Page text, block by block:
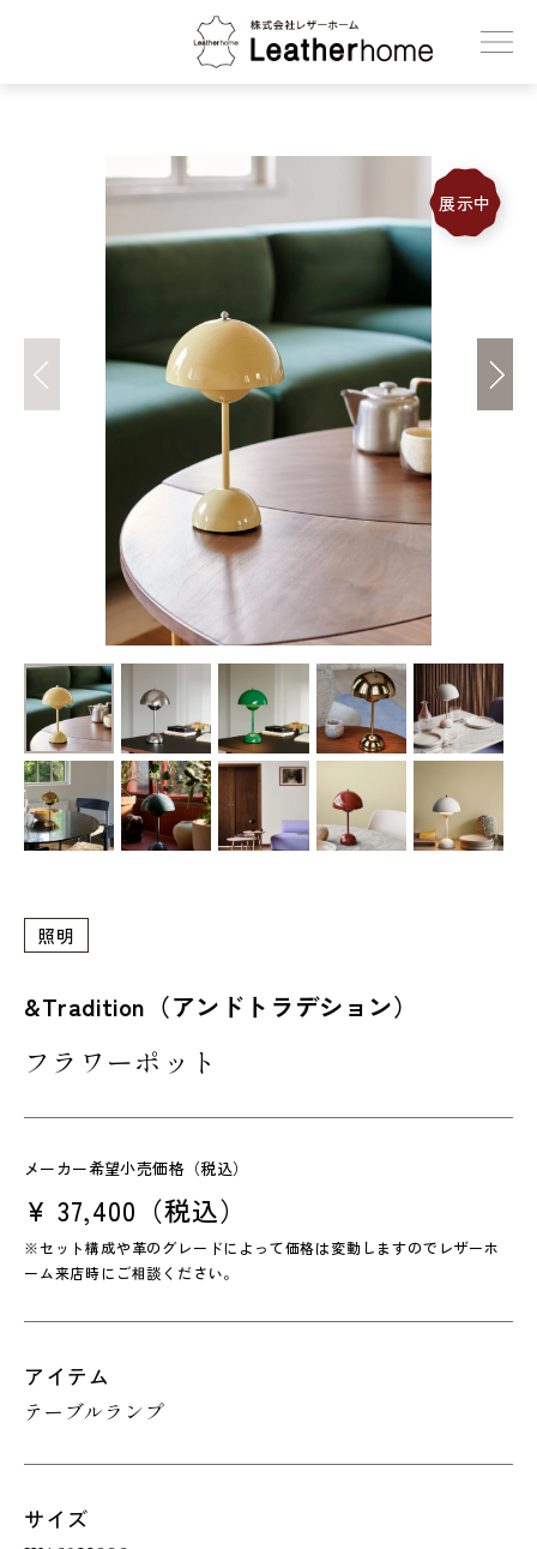
株式会社レザーホーム
展示中
照明
&Tradition（アンドトラデション）
フラワーポット
メーカー希望小売価格（税込）
¥ 37,400（税込）
※セット構成や革のグレードによって価格は変動しますのでレザーホ
ーム来店時にご相談ください。
アイテム
テーブルランプ
サイズ